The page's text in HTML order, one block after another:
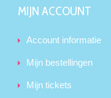
MIJN ACCOUNT
Account informatie
Mijn bestellingen
Mijn tickets